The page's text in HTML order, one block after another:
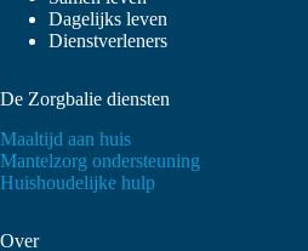
Dagelijks leven
Dienstverleners
De Zorgbalie diensten
Maaltijd aan huis
Mantelzorg ondersteuning
Huishoudelijke hulp
Over